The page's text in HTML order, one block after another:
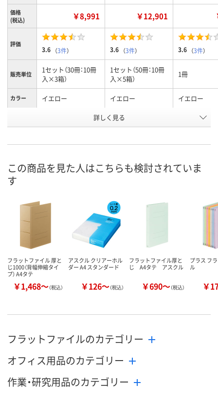
価格
(税込)
￥8,991 ￥12,901
評価
3.6 （3件） 3.6 （3件） 3.6 （3件）
販売単位
1セット（30冊：10冊
入×3箱）
1セット（50冊：10冊
入×5箱）
1冊
カラー イエロー イエロー イエロー
A4タテ
号
お届け日
数量
カゴへ
数量
詳しく見る
この商品を見た人はこちらも検討されていま
す
フラットファイル 厚と
じ1000（背幅伸縮タイ
プ） A4タテ
￥1,468～（税込）
アスクル クリアーホル
ダー A4 スタンダード
￥126～（税込）
フラットファイル厚と
じ A4タテ アスクル
￥690～（税込）
プラス フ
ル
￥
フラットファイルのカテゴリー
オフィス用品のカテゴリー
作業・研究用品のカテゴリー